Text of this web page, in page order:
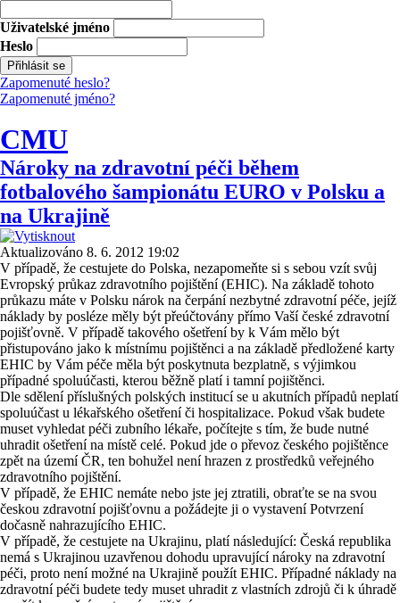
Uživatelské jméno
Heslo
Zapomenuté heslo?
Zapomenuté jméno?
CMU
Nároky na zdravotní péči během
fotbalového šampionátu EURO v Polsku a
na Ukrajině
Aktualizováno 8. 6. 2012 19:02
V případě, že cestujete do Polska, nezapomeňte si s sebou vzít svůj
Evropský průkaz zdravotního pojištění (EHIC). Na základě tohoto
průkazu máte v Polsku nárok na čerpání nezbytné zdravotní péče, jejíž
náklady by posléze měly být přeúčtovány přímo Vaší české zdravotní
pojišťovně. V případě takového ošetření by k Vám mělo být
přistupováno jako k místnímu pojištěnci a na základě předložené karty
EHIC by Vám péče měla být poskytnuta bezplatně, s výjimkou
případné spoluúčasti, kterou běžně platí i tamní pojištěnci.
Dle sdělení příslušných polských institucí se u akutních případů neplatí
spoluúčast u lékařského ošetření či hospitalizace. Pokud však budete
muset vyhledat péči zubního lékaře, počítejte s tím, že bude nutné
uhradit ošetření na místě celé. Pokud jde o převoz českého pojištěnce
zpět na území ČR, ten bohužel není hrazen z prostředků veřejného
zdravotního pojištění.
V případě, že EHIC nemáte nebo jste jej ztratili, obraťte se na svou
českou zdravotní pojišťovnu a požádejte ji o vystavení Potvrzení
dočasně nahrazujícího EHIC.
V případě, že cestujete na Ukrajinu, platí následující: Česká republika
nemá s Ukrajinou uzavřenou dohodu upravující nároky na zdravotní
péči, proto není možné na Ukrajině použít EHIC. Případné náklady na
zdravotní péči budete tedy muset uhradit z vlastních zdrojů či k úhradě